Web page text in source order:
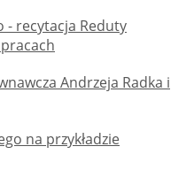
- recytacja Reduty
Andrzeja Radka i
na przykładzie